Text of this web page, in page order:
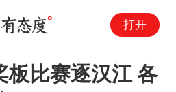
打开
板比赛逐汉江 各